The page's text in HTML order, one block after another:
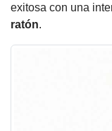
exitosa con una
ratón.